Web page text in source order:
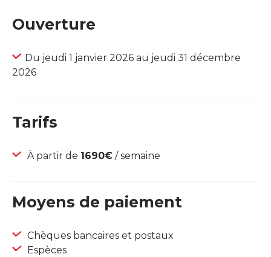
Ouverture
Du jeudi 1 janvier 2026 au jeudi 31 décembre
2026
Tarifs
À partir de 1690€ / semaine
Moyens de paiement
Chèques bancaires et postaux
Espèces